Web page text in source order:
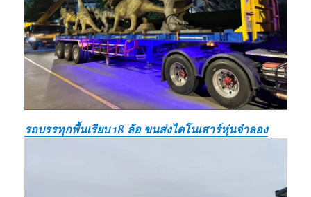
รถบรรทุกพื้นเรียบ 18 ล้อ ขนส่งไดโนเสาร์หุ่นจำลอง